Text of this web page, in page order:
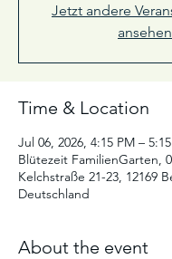
Jetzt andere
ansehen
Time & Location
Jul 06, 2026, 4:15 PM –
Blütezeit FamilienGarten,
Kelchstraße 21-23, 12169
Deutschland
About the event